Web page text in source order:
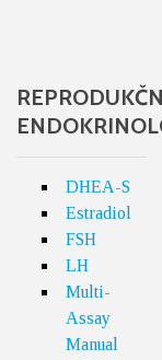
DHEA-S
Estradiol
FSH
LH
Multi-
Assay
Manual